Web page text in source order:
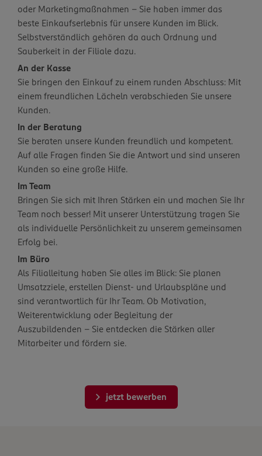
oder Marketingmaßnahmen – Sie haben immer das
beste Einkaufserlebnis für unsere Kunden im Blick.
Selbstverständlich gehören da auch Ordnung und
Sauberkeit in der Filiale dazu.
An der Kasse
Sie bringen den Einkauf zu einem runden Abschluss: Mit
einem freundlichen Lächeln verabschieden Sie unsere
Kunden.
In der Beratung
Sie beraten unsere Kunden freundlich und kompetent.
Auf alle Fragen finden Sie die Antwort und sind unseren
Kunden so eine große Hilfe.
Im Team
Bringen Sie sich mit Ihren Stärken ein und machen Sie Ihr
Team noch besser! Mit unserer Unterstützung tragen Sie
als individuelle Persönlichkeit zu unserem gemeinsamen
Erfolg bei.
Im Büro
Als Filialleitung haben Sie alles im Blick: Sie planen
Umsatzziele, erstellen Dienst- und Urlaubspläne und
sind verantwortlich für Ihr Team. Ob Motivation,
Weiterentwicklung oder Begleitung der
Auszubildenden – Sie entdecken die Stärken aller
Mitarbeiter und fördern sie.
jetzt bewerben